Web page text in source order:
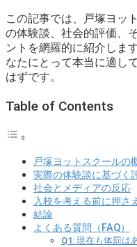
この記事では、戸塚ヨッ
の体験談、社会的評価、
ントを網羅的に紹介しま
なたにとって本当に適し
はずです。
Table of Contents
戸塚ヨットスクールの
実際の体験談に基づく
社会とメディアの反応
入校を考える前に押さ
結論
よくある質問（FAQ）
Q1: 現在も体罰は